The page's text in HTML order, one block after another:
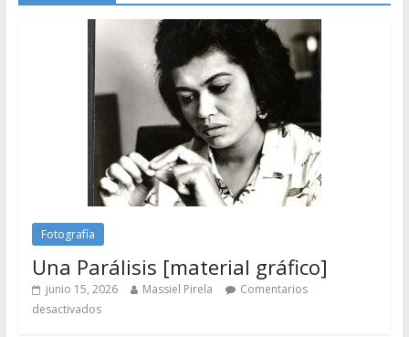
Fotografía
Una Parálisis [material gráfico]
junio 15, 2026 Massiel Pirela
Comentarios
desactivados